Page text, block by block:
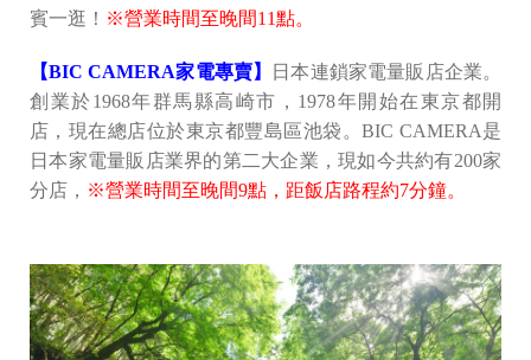
賓一逛！ ※營業時間至晚間11點。
【BIC CAMERA家電專賣】
日本連鎖家電量販店企業。
創業於1968年群馬縣高崎市，1978年開始在東京都開
店，現在總店位於東京都豐島區池袋。BIC CAMERA是
日本家電量販店業界的第二大企業，現如今共約有200家
分店， ※營業時間至晚間9點，距飯店路程約7分鐘。